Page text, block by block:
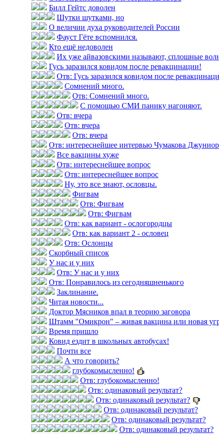
Билл Гейтс доволен
Шутки шутками, но
О величии духа руководителей России
Фауст Гёте вспомнился.
Кто ещё недоволен
Их уже айвазовскими называют, сплошные
Гусь заразился ковидом после ревакцинации!
Отв: Гусь заразился ковидом после
Сомнений много.
Отв: Сомнений много.
С помощью СМИ панику нагоняют.
Отв: вчера
Отв: вчера
Отв: вчера
Отв: интереснейшее интервью Чумакова
Все вакцины хуже
Отв: интереснейшее вопрос
Отв: интереснейшее вопрос
Ну, это все знают, ословцы.
Фигвам
Отв: Фигвам
Отв: Фигвам
Отв: как вариант - ослогородцы
Отв: как вариант 2 - ословец
Отв: Ослонцы
Скорбный список
У нас и у них
Отв: У нас и у них
Отв: Понравилось из сегодняшненького
Заклинание.
Читая новости...
Доктор Мясников впал в теорию заговора
Штамм "Омикрон" – живая вакцина или новая
Время пришло
Ковид ездит в школьных автобусах!
Почти все
А что говорить?
глубокомысленно!
Отв: глубокомысленно!
Отв: одинаковый результат?
Отв: одинаковый результат?
Отв: одинаковый результат?
Отв: одинаковый результат?
Отв: одинаковый результат?